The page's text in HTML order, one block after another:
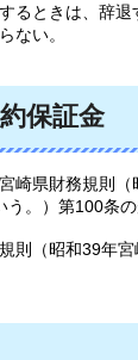
るときは、辞退
ない。
保証金
崎県財務規則（
。）第100条の
則（昭和39年